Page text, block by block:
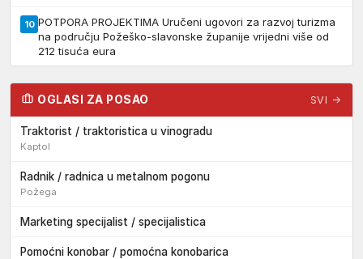
10 POTPORA PROJEKTIMA Uručeni ugovori za razvoj turizma
na području Požeško-slavonske županije vrijedni više od
212 tisuća eura
OGLASI ZA POSAO SVI →
Traktorist / traktoristica u vinogradu
Kaptol
Radnik / radnica u metalnom pogonu
Požega
Marketing specijalist / specijalistica
Pomoćni konobar / pomoćna konobarica